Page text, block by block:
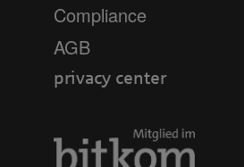
Compliance
AGB
privacy center